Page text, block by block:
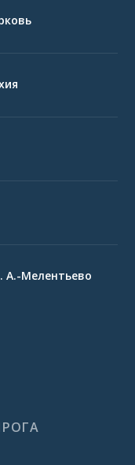
А.-Мелентьево